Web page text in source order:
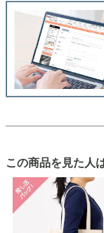
この商品を見た人